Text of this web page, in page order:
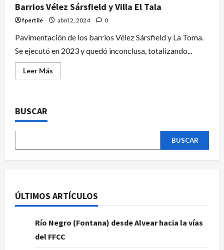
Barrios Vélez Sársfield y Villa El Tala
fpertile abril 2, 2024 0
Pavimentación de los barrios Vélez Sársfield y La Toma.
Se ejecutó en 2023 y quedó inconclusa, totalizando...
Leer Más
BUSCAR
BUSCAR
ÚLTIMOS ARTÍCULOS
Río Negro (Fontana) desde Alvear hacia la vías
del FFCC